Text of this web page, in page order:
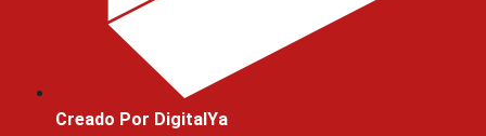
Creado Por DigitalYa